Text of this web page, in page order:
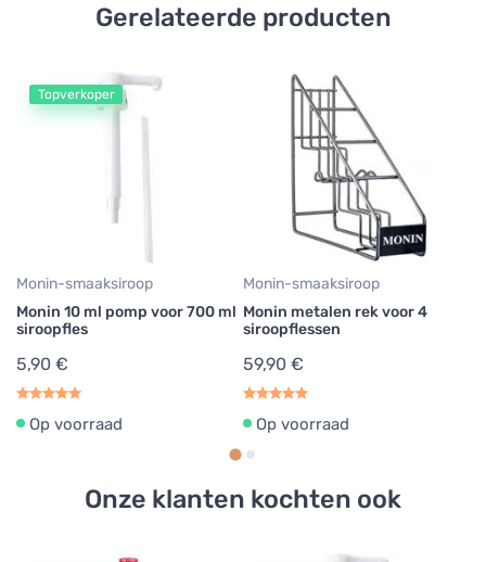
Gerelateerde producten
Topverkoper
Monin-smaaksiroop
Monin 10 ml pomp voor 700 ml
siroopfles
5,90 €
Op voorraad
Monin-smaaksiroop
Monin metalen rek voor 4
siroopflessen
59,90 €
Op voorraad
Onze klanten kochten ook